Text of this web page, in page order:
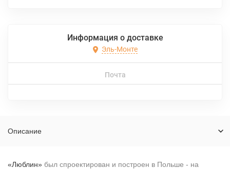
Информация о доставке
Эль-Монте
Почта
Описание
«Люблин» был спроектирован и построен в Польше - на